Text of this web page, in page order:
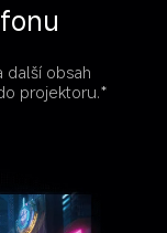
další obsah
projektoru.*